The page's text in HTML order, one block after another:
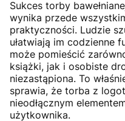
Sukces torby
wynika przede
praktyczności. Ludzie
ułatwiają im codzienne
może pomieścić
książki, jak i osobiste
niezastąpiona. To
sprawia, że torba z
nieodłącznym
użytkownika.